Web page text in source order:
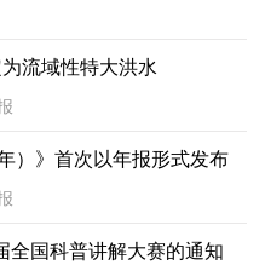
流域性特大洪水
）》首次以年报形式发布
全国科普讲解大赛的通知